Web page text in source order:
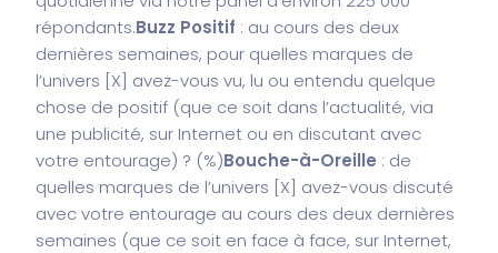
répondants.Buzz Positif : au cours des deux
dernières semaines, pour quelles marques de
l’univers [X] avez-vous vu, lu ou entendu quelque
chose de positif (que ce soit dans l’actualité, via
une publicité, sur Internet ou en discutant avec
votre entourage) ? (%)Bouche-à-Oreille : de
quelles marques de l’univers [X] avez-vous discuté
avec votre entourage au cours des deux dernières
semaines (que ce soit en face à face, sur Internet,